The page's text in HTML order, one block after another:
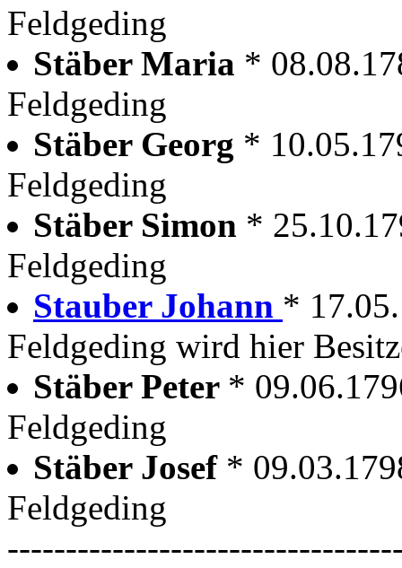
Feldgeding
Stäber Maria *
Feldgeding
Stäber Georg *
Feldgeding
Stäber Simon *
Feldgeding
Stauber Johann *
Feldgeding wird hier
Stäber Peter *
Feldgeding
Stäber Josef *
Feldgeding